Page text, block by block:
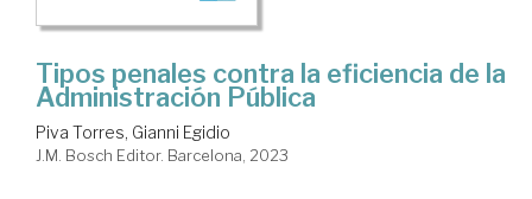
Tipos penales contra la eficiencia de la
Administración Pública
Piva Torres, Gianni Egidio
J.M. Bosch Editor. Barcelona, 2023